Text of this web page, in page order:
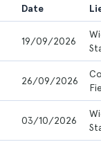
Date
19/09/2026
26/09/2026
03/10/2026